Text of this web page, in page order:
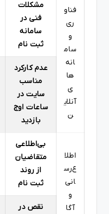
فناو
ری
و
سام
انه‌
ها
ی
آنلای
ن
مشکلات
فنی در
سامانه
ثبت نام
عدم کارکرد
مناسب
سایت در
ساعات اوج
بازدید
اطلا
ع‌رس
انی
و
آگا
بی‌اطلاعی
متقاضیان
از روند
ثبت نام
نقص در